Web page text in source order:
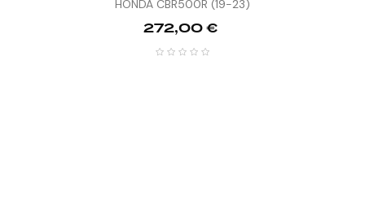
HONDA CBR500R (19-23)
Prix
272,00 €